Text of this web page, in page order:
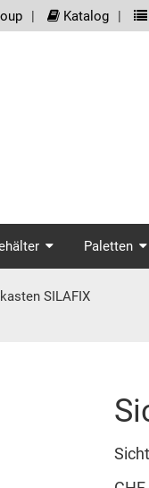
Katalog
Paletten
SILAFIX